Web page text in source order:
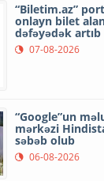
“Biletim.az”
onlayn bilet
dəfəyədək artıb
07-08-2026
“Google”un
mərkəzi
səbəb olub
06-08-2026